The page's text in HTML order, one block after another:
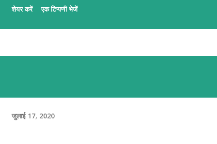
कार्यमे आशीष अनचिनहार, कुन्दन कुमार कर्ण आ अभिलाष ठाकुर उल्लेखनीय काज
शेयर करें एक टिप्पणी भेजें
जुलाई 17, 2020